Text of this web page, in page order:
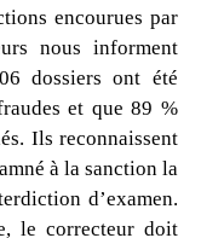
encourues par
nous informent
dossiers ont été
et que 89 %
Ils reconnaissent
à la sanction la
d’examen.
le correcteur doit